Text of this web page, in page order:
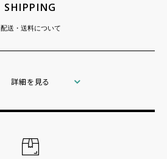
SHIPPING
配送・送料について
詳細を見る